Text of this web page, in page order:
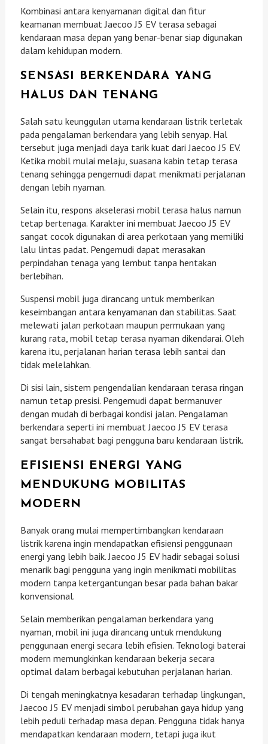
Kombinasi antara kenyamanan digital dan fitur
keamanan membuat Jaecoo J5 EV terasa sebagai
kendaraan masa depan yang benar-benar siap digunakan
dalam kehidupan modern.
SENSASI BERKENDARA YANG
HALUS DAN TENANG
Salah satu keunggulan utama kendaraan listrik terletak
pada pengalaman berkendara yang lebih senyap. Hal
tersebut juga menjadi daya tarik kuat dari Jaecoo J5 EV.
Ketika mobil mulai melaju, suasana kabin tetap terasa
tenang sehingga pengemudi dapat menikmati perjalanan
dengan lebih nyaman.
Selain itu, respons akselerasi mobil terasa halus namun
tetap bertenaga. Karakter ini membuat Jaecoo J5 EV
sangat cocok digunakan di area perkotaan yang memiliki
lalu lintas padat. Pengemudi dapat merasakan
perpindahan tenaga yang lembut tanpa hentakan
berlebihan.
Suspensi mobil juga dirancang untuk memberikan
keseimbangan antara kenyamanan dan stabilitas. Saat
melewati jalan perkotaan maupun permukaan yang
kurang rata, mobil tetap terasa nyaman dikendarai. Oleh
karena itu, perjalanan harian terasa lebih santai dan
tidak melelahkan.
Di sisi lain, sistem pengendalian kendaraan terasa ringan
namun tetap presisi. Pengemudi dapat bermanuver
dengan mudah di berbagai kondisi jalan. Pengalaman
berkendara seperti ini membuat Jaecoo J5 EV terasa
sangat bersahabat bagi pengguna baru kendaraan listrik.
EFISIENSI ENERGI YANG
MENDUKUNG MOBILITAS
MODERN
Banyak orang mulai mempertimbangkan kendaraan
listrik karena ingin mendapatkan efisiensi penggunaan
energi yang lebih baik. Jaecoo J5 EV hadir sebagai solusi
menarik bagi pengguna yang ingin menikmati mobilitas
modern tanpa ketergantungan besar pada bahan bakar
konvensional.
Selain memberikan pengalaman berkendara yang
nyaman, mobil ini juga dirancang untuk mendukung
penggunaan energi secara lebih efisien. Teknologi baterai
modern memungkinkan kendaraan bekerja secara
optimal dalam berbagai kebutuhan perjalanan harian.
Di tengah meningkatnya kesadaran terhadap lingkungan,
Jaecoo J5 EV menjadi simbol perubahan gaya hidup yang
lebih peduli terhadap masa depan. Pengguna tidak hanya
mendapatkan kendaraan modern, tetapi juga ikut